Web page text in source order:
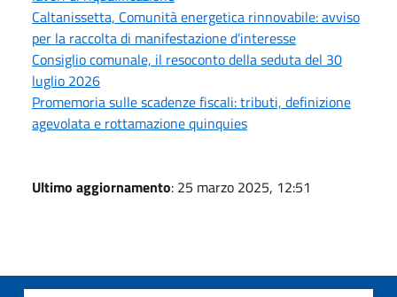
Caltanissetta, Comunità energetica rinnovabile: avviso
per la raccolta di manifestazione d’interesse
Consiglio comunale, il resoconto della seduta del 30
luglio 2026
Promemoria sulle scadenze fiscali: tributi, definizione
agevolata e rottamazione quinquies
Ultimo aggiornamento: 25 marzo 2025, 12:51